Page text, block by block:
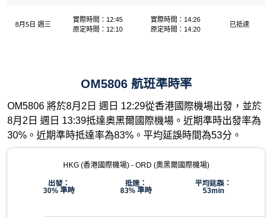
8月5日 週三
實際時間：12:45
原定時間：12:10
實際時間：14:26
原定時間：14:20
已抵達
OM5806 航班準時率
OM5806 將於8月2日 週日 12:29從香港國際機場出發，並於
8月2日 週日 13:39抵達奧黑爾國際機場。近期準時出發率為
30%。近期準時抵達率為83%。平均延誤時間為53分。
HKG (香港國際機場) - ORD (奧黑爾國際機場)
出發：
30% 準時
抵達：
83% 準時
平均延誤：
53min